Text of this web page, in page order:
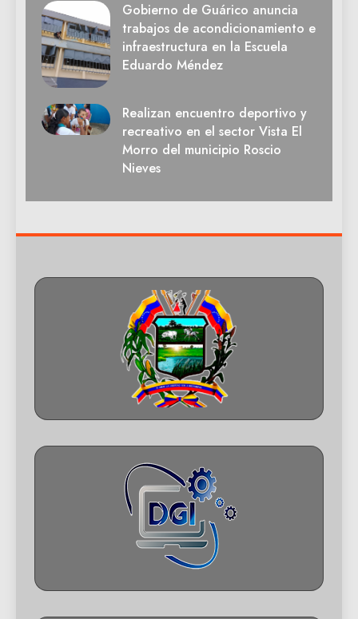
Gobierno de Guárico anuncia
trabajos de acondicionamiento e
infraestructura en la Escuela
Eduardo Méndez
Realizan encuentro deportivo y
recreativo en el sector Vista El
Morro del municipio Roscio
Nieves